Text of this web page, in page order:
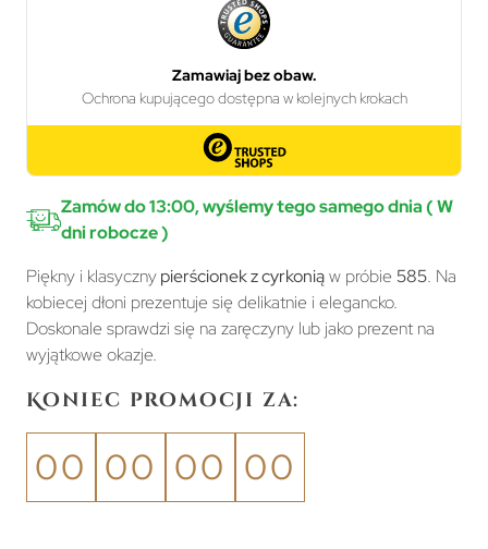
Zamów do 13:00, wyślemy tego samego dnia ( W
dni robocze )
Piękny i klasycznypierścionek z cyrkoniąw próbie 585. Na
kobiecej dłoni prezentuje się delikatnie i elegancko.
Doskonale sprawdzi się na zaręczyny lub jako prezent na
wyjątkowe okazje.
Koniec promocji za:
00 00 00 00